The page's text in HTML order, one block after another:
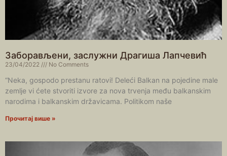
Заборављени, заслужни Драгиша Лапчевић
23/04/2022 No Comments
“Neka, gospodo prestanu ratovi! Deleći Balkan na pojedine male
zemlje vi ćete stvoriti izvore za nova trvenja među balkanskim
narodima i balkanskim državicama. Politikom naše
Прочитај више »